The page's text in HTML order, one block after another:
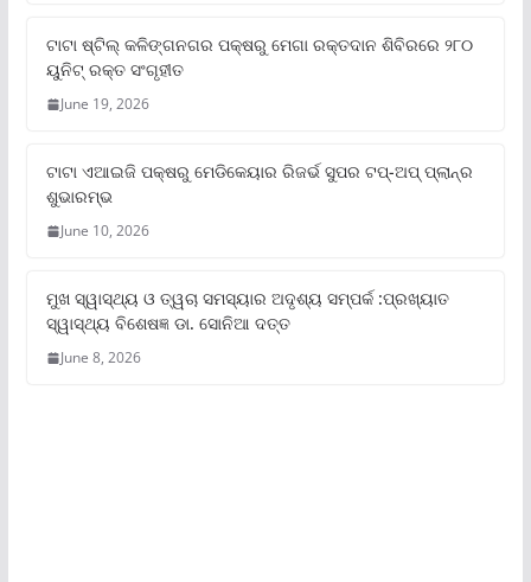
ଟାଟା ଷ୍ଟିଲ୍‌ କଳିଙ୍ଗନଗର ପକ୍ଷରୁ ମେଗା ରକ୍ତଦାନ ଶିବିରରେ ୨୮୦
ୟୁନିଟ୍‌ ରକ୍ତ ସଂଗୃହୀତ
June 19, 2026
ଟାଟା ଏଆଇଜି ପକ୍ଷରୁ ମେଡିକେୟାର ରିଜର୍ଭ ସୁପର ଟପ୍‌-ଅପ୍ ପ୍ଲାନ୍‌ର
ଶୁଭାରମ୍ଭ
June 10, 2026
ମୁଖ ସ୍ୱାସ୍ଥ୍ୟ ଓ ତ୍ୱଚା ସମସ୍ୟାର ଅଦୃଶ୍ୟ ସମ୍ପର୍କ :ପ୍ରଖ୍ୟାତ
ସ୍ୱାସ୍ଥ୍ୟ ବିଶେଷଜ୍ଞ ଡା. ସୋନିଆ ଦତ୍ତ
June 8, 2026